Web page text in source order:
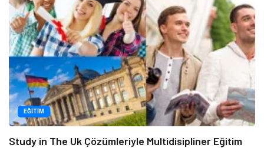
EĞITIM
Study in The Uk Çözümleriyle Multidisipliner Eğitim